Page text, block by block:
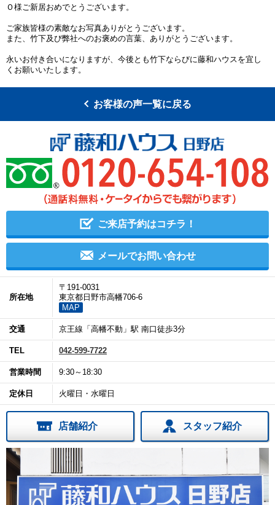
Ｏ様ご新居おめでとうございます。
ご家族皆様の素敵なお写真ありがとうございます。
また、竹下及び弊社へのお褒めの言葉、ありがとうございます。
永いお付き合いになりますが、今後とも竹下ならびに藤和ハウスを宜し
くお願いいたします。
お客様の声一覧に戻る
ご来店予約はコチラ！
メールでお問い合わせ
所在地
〒191-0031
東京都日野市高幡706-6
MAP
交通 京王線「高幡不動」駅 南口徒歩3分
TEL 042-599-7722
営業時間 9:30～18:30
定休日 火曜日・水曜日
店舗紹介 スタッフ紹介